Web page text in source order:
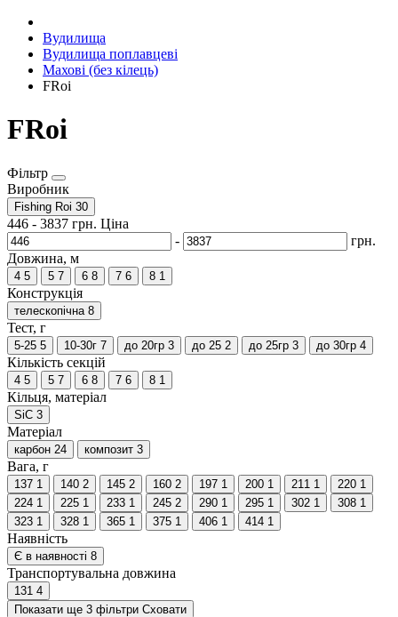
Вудилища
Вудилища поплавцеві
Махові (без кілець)
FRoi
FRoi
Фільтр
Виробник
Fishing Roi 30
446 - 3837 грн. Ціна
-
грн.
Довжина, м
4 5 5 7 6 8 7 6 8 1
Конструкція
телескопічна 8
Тест, г
5-25 5 10-30г 7 до 20гр 3 до 25 2 до 25гр 3 до 30гр 4
Кількість секцій
4 5 5 7 6 8 7 6 8 1
Кільця, матеріал
SiC 3
Матеріал
карбон 24 композит 3
Вага, г
137 1 140 2 145 2 160 2 197 1 200 1 211 1 220 1
224 1 225 1 233 1 245 2 290 1 295 1 302 1 308 1
323 1 328 1 365 1 375 1 406 1 414 1
Наявність
Є в наявності 8
Транспортувальна довжина
131 4
Показати ще 3 фільтри Сховати